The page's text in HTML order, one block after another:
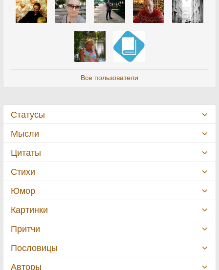
Все пользователи
Статусы
Мысли
Цитаты
Стихи
Юмор
Картинки
Притчи
Пословицы
Авторы